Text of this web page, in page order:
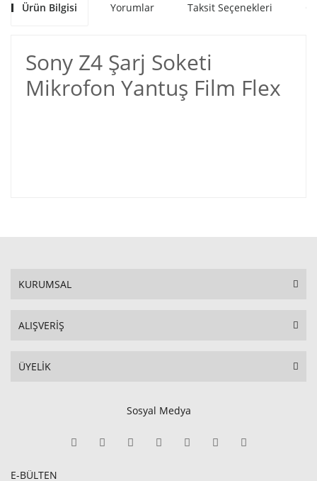
Ürün Bilgisi Yorumlar Taksit Seçenekleri
Sony Z4 Şarj Soketi
Mikrofon Yantuş Film Flex
KURUMSAL
ALIŞVERİŞ
ÜYELİK
Sosyal Medya
E-BÜLTEN